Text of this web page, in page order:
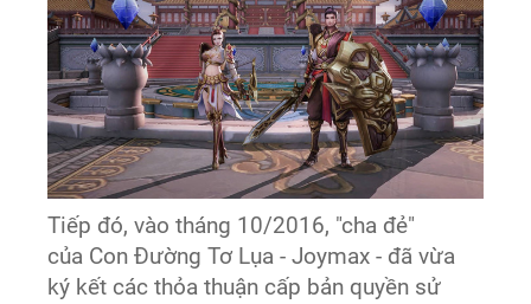
Tiếp đó, vào tháng 10/2016, "cha đẻ"
của Con Đường Tơ Lụa - Joymax - đã vừa
ký kết các thỏa thuận cấp bản quyền sử